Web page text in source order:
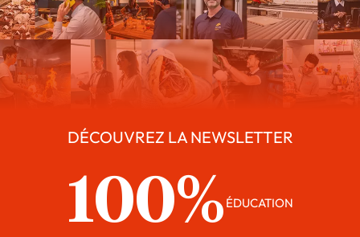
DÉCOUVREZ LA NEWSLETTER
100% ÉDUCATION